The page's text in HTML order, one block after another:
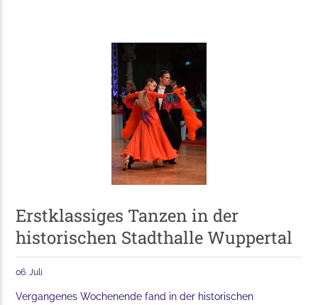
Erstklassiges Tanzen in der
historischen Stadthalle Wuppertal
06. Juli
Vergangenes Wochenende fand in der historischen